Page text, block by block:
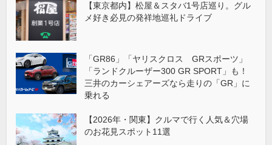
【東京都内】松屋＆スタバ1号店巡り。グル
メ好き必見の発祥地巡礼ドライブ
「GR86」「ヤリスクロス GRスポーツ」
「ランドクルーザー300 GR SPORT」も！
三井のカーシェアーズなら走りの「GR」に
乗れる
【2026年・関東】クルマで行く人気＆穴場
のお花見スポット11選